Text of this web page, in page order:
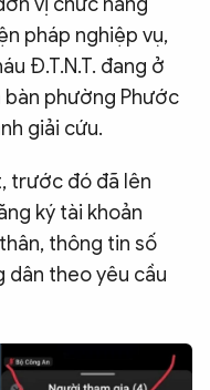
pháp nghiệp vụ,
Đ.T.N.T. đang ở
phường Phước
giải cứu.
trước đó đã lên
ký tài khoản
thông tin số
dân theo yêu cầu